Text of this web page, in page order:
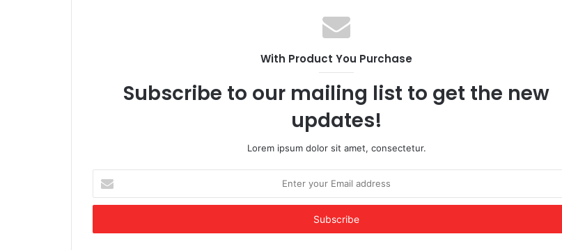
With Product You Purchase
Subscribe to our mailing list to get the new
updates!
Lorem ipsum dolor sit amet, consectetur.
your
Email